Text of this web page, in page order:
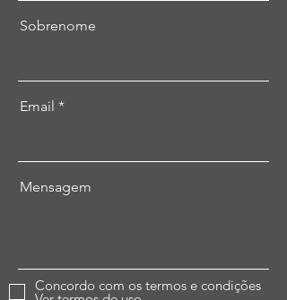
Sobrenome
Email
Mensagem
Concordo com os termos e condições